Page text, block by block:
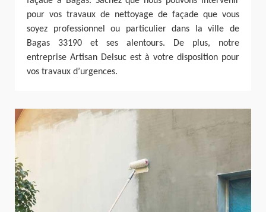
pour vos travaux de nettoyage de façade que vous
soyez professionnel ou particulier dans la ville de
Bagas 33190 et ses alentours. De plus, notre
entreprise Artisan Delsuc est à votre disposition pour
vos travaux d’urgences.